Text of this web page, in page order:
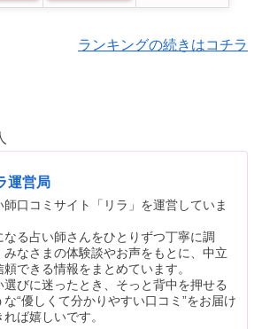
ランキングの続きはコチラ
運営局
師口コミサイト「リラ」を運営していま
なる占い師さんをひとりずつ丁寧に調
みなさまの体験談やお声をもとに、中立
頼できる情報をまとめています。
選びに迷ったとき、そっと背中を押せる
な“優しくて分かりやすい口コミ”をお届け
れば嬉しいです。